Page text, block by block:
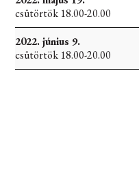
csütörtök 18.00-20.00
2022. június 9.
csütörtök 18.00-20.00